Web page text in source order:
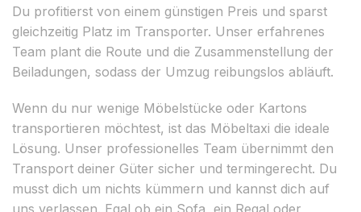
Du profitierst von einem günstigen Preis und sparst
gleichzeitig Platz im Transporter. Unser erfahrenes
Team plant die Route und die Zusammenstellung der
Beiladungen, sodass der Umzug reibungslos abläuft.
Wenn du nur wenige Möbelstücke oder Kartons
transportieren möchtest, ist das Möbeltaxi die ideale
Lösung. Unser professionelles Team übernimmt den
Transport deiner Güter sicher und termingerecht. Du
musst dich um nichts kümmern und kannst dich auf
uns verlassen. Egal ob ein Sofa, ein Regal oder